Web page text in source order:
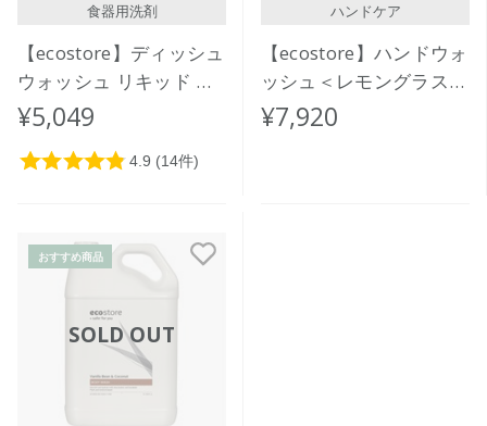
食器用洗剤
【ecostore】ディッシュ
ウォッシュ リキッド ＜
無香料＞5L
¥5,049
ハンドケア
【ecostore】ハンドウォ
ッシュ＜レモングラス＆
ライムリーフ＞５L
¥7,920
SOLD OUT
おすすめ商品